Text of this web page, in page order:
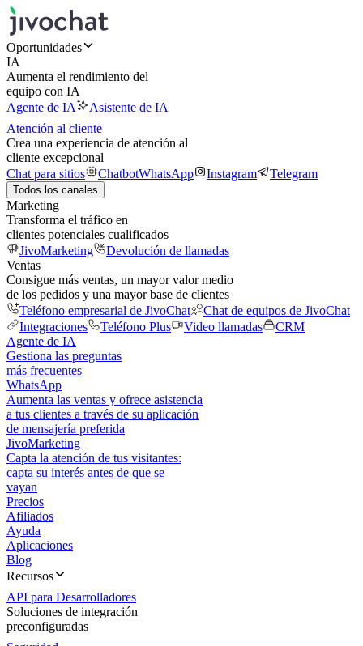
Oportunidades
IA
Aumenta el rendimiento del
equipo con IA
Agente de IA
Asistente de IA
Atención al cliente
Crea una experiencia de atención al
cliente excepcional
Chat para sitios
ChatbotWhatsApp Instagram Telegram
Todos los canales
Marketing
Transforma el tráfico en
clientes potenciales cualificados
JivoMarketing
Devolución de llamadas
Ventas
Consigue más ventas, un mayor valor medio
de los pedidos y una mayor base de clientes
Teléfono empresarial de JivoChat
Chat de equipos de JivoChat
Integraciones
Teléfono Plus Video llamadas
CRM
Agente de IA
Gestiona las preguntas
más frecuentes
WhatsApp
Aumenta las ventas y ofrece asistencia
a tus clientes a través de su aplicación
de mensajería preferida
JivoMarketing
Capta la atención de tus visitantes:
capta su interés antes de que se
vayan
Precios
Afiliados
Ayuda
Aplicaciones
Blog
Recursos
API para Desarrolladores
Soluciones de integración
preconfiguradas